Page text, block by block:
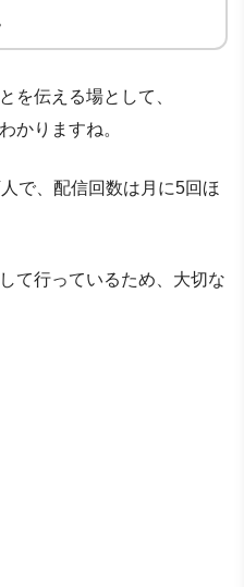
を伝える場として、
かりますね。
で、配信回数は月に5回ほ
て行っているため、大切な